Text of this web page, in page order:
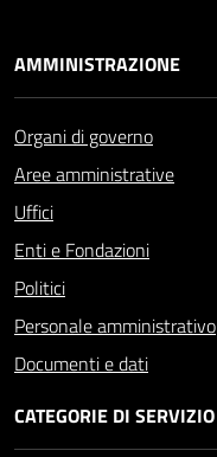
AMMINISTRAZIONE
Organi di governo
Aree amministrative
Uffici
Enti e Fondazioni
Politici
Personale amministrativo
Documenti e dati
CATEGORIE DI SERVIZIO